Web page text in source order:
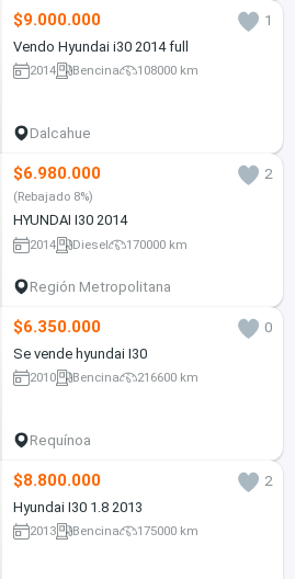
$9.000.000
1
Vendo Hyundai i30 2014 full
2014 Bencina 108000 km
Dalcahue
$6.980.000 2
(Rebajado 8%)
HYUNDAI I30 2014
2014 Diesel 170000 km
Región Metropolitana
$6.350.000
0
Se vende hyundai I30
2010 Bencina 216600 km
Requínoa
$8.800.000
2
Hyundai I30 1.8 2013
2013 Bencina 175000 km